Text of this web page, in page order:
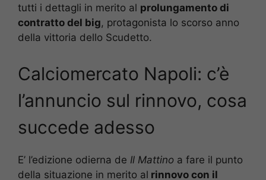
tutti i dettagli in merito al prolungamento di
contratto del big, protagonista lo scorso anno
della vittoria dello Scudetto.
Calciomercato Napoli: c’è
l’annuncio sul rinnovo, cosa
succede adesso
E’ l’edizione odierna de Il Mattino a fare il punto
della situazione in merito al rinnovo con il